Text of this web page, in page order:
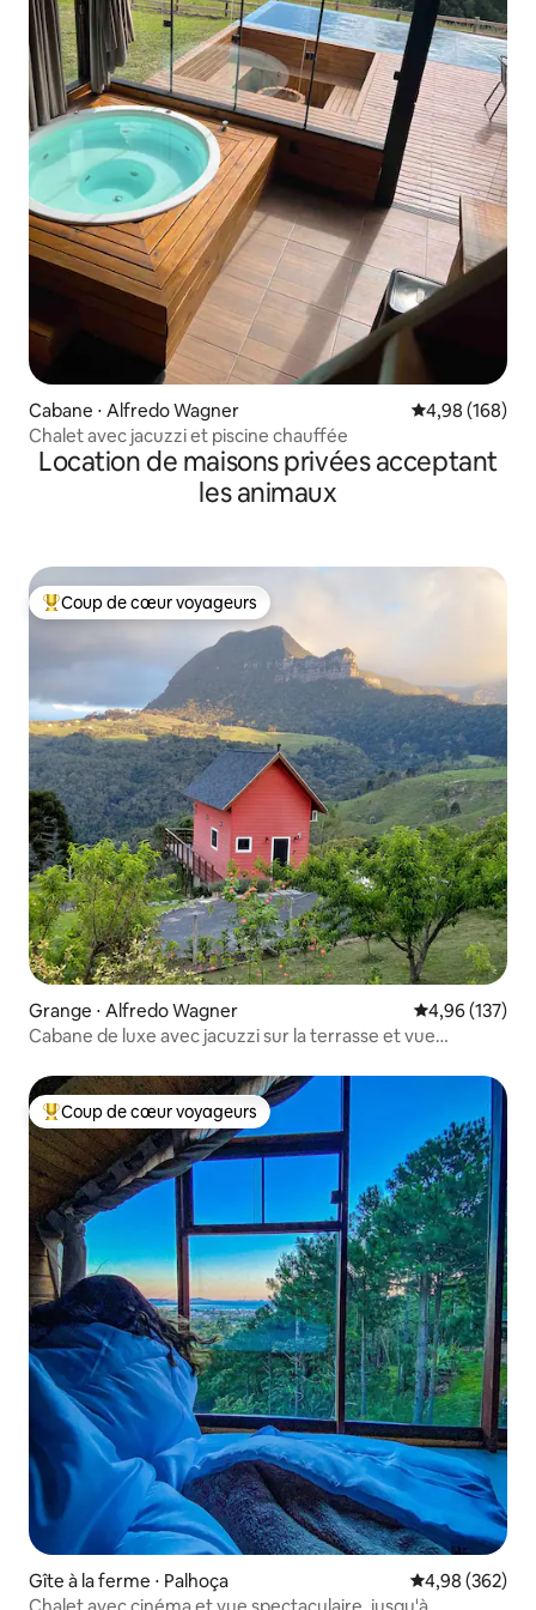
Cabane ⋅ Alfredo Wagner Évaluation
4,98 (168)
Chalet avec jacuzzi et piscine chauffée
Location de maisons privées acceptant
les animaux
Coups de cœur voyageurs les plus appréciés
Coup de cœur voyageurs
Grange ⋅ Alfredo Wagner Évaluation
4,96 (137)
Cabane de luxe avec jacuzzi sur la terrasse et vue
Coups de cœur voyageurs les plus appréciés
Coup de cœur voyageurs
Gîte à la ferme ⋅ Palhoça Évaluation
4,98 (362)